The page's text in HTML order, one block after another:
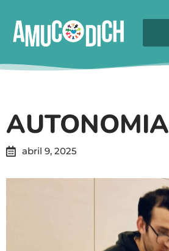
AUTONOMIA
abril 9, 2025